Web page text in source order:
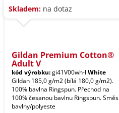
Skladem: na dotaz
Gildan Premium Cotton®
Adult V
kód výrobku:gi41V00wh-l White
Gildan 185,0 g/m2 (bílá 180,0 g/m2).
100% bavlna Ringspun. Přechod na
100% česanou bavlnu Ringspun. Směs
bavlny/polyeste